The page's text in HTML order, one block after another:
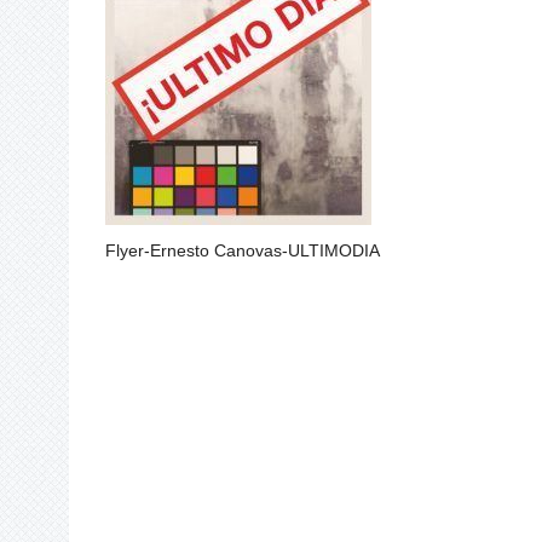
Flyer-Ernesto Canovas-ULTIMODIA